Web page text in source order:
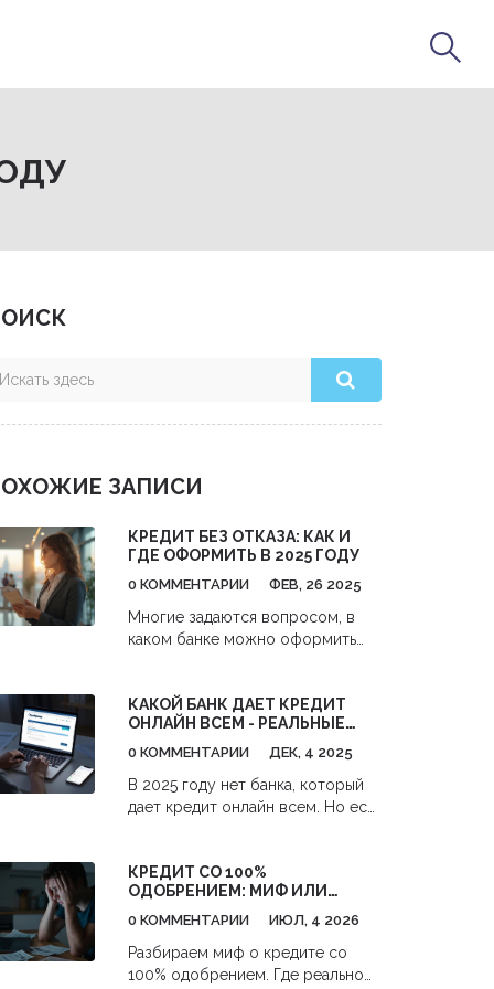
ЗАПИСИ
КРЕДИТ БЕЗ ОТКАЗА: КАК И
ГДЕ ОФОРМИТЬ В 2025 ГОДУ
0 КОММЕНТАРИИ ФЕВ, 26 2025
Многие задаются вопросом, в
каком банке можно оформить
историю, стабильный доход и
понимание условий банка. В
статье рассмотрены банки
получить одобрение кредита, а
также советы по подготовке к
Разобраны полезные советы для
повышения шансов на получение
кредита.
КАКОЙ БАНК ДАЕТ КРЕДИТ
ОНЛАЙН ВСЕМ - РЕАЛЬНЫЕ
0 КОММЕНТАРИИ ДЕК, 4 2025
В 2025 году нет банка, который
дает кредит онлайн всем. Но есть
и поручителей. Узнайте, какие
это банки и как повысить шансы
на одобрение.
КРЕДИТ СО 100%
ОДОБРЕНИЕМ: МИФ ИЛИ
0 КОММЕНТАРИИ ИЮЛ, 4 2026
Разбираем миф о кредите со
100% одобрением. Где реально